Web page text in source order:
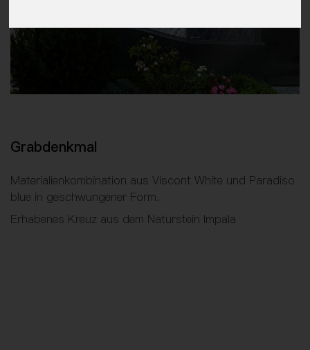
Grabdenkmal
Materialienkombination aus Viscont White und Paradiso
blue in geschwungener Form.
Erhabenes Kreuz aus dem Naturstein Impala